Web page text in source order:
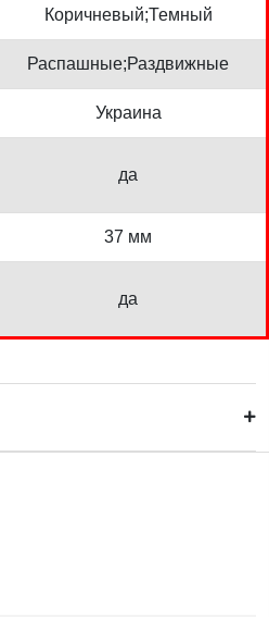
Коричневый;Темный
Распашные;Раздвижные
Украина
да
37 мм
да